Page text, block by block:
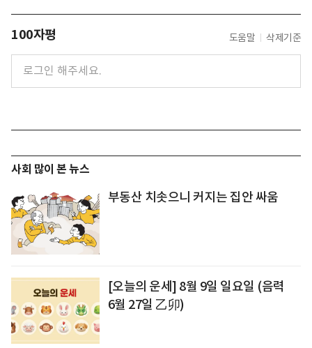
100자평 도움말 삭제기준
사회 많이 본 뉴스
부동산 치솟으니 커지는 집안 싸움
[오늘의 운세] 8월 9일 일요일 (음력
6월 27일 乙卯)